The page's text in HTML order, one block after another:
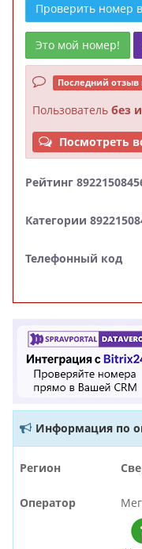
Проверить номер
Это мой номер!
Последний отзыв
Пользователь без
Посмотреть
Рейтинг
Категории
Телефонный код
Информация по
Регион
Оператор